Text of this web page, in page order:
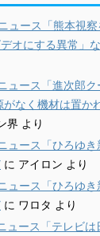
ュース「熊本視察
オにする異常」
ュース「進次郎ク
なく機材は置か
界 より
ュース「ひろゆき
に アイロン より
ュース「ひろゆき
に ワロタ より
ース「テレビは